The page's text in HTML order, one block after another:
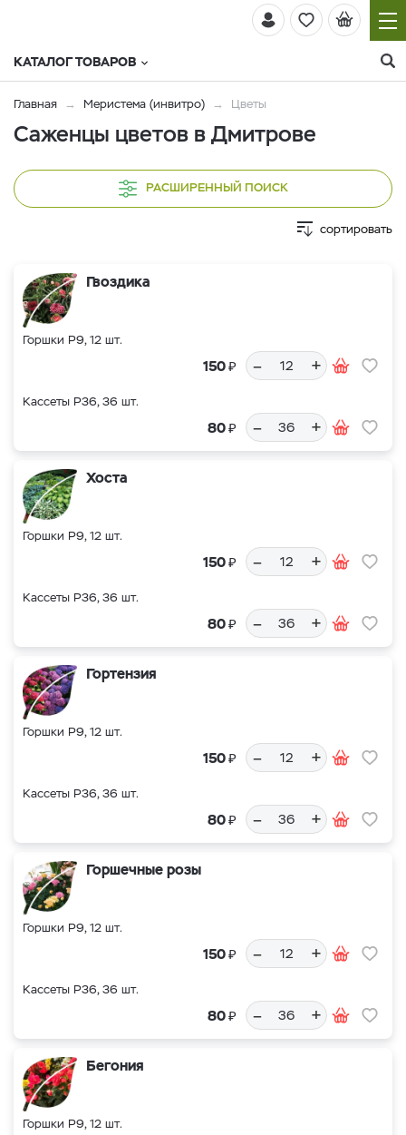
КАТАЛОГ ТОВАРОВ
Главная Меристема (инвитро) Цветы
Саженцы цветов в Дмитрове
РАСШИРЕННЫЙ ПОИСК
сортировать
Гвоздика
Горшки Р9, 12 шт.
150₽ – +
Кассеты Р36, 36 шт.
80₽ – +
Хоста
Горшки Р9, 12 шт.
150₽ – +
Кассеты Р36, 36 шт.
80₽ – +
Гортензия
Горшки Р9, 12 шт.
150₽ – +
Кассеты Р36, 36 шт.
80₽ – +
Горшечные розы
Горшки Р9, 12 шт.
150₽ – +
Кассеты Р36, 36 шт.
80₽ – +
Бегония
Горшки Р9, 12 шт.